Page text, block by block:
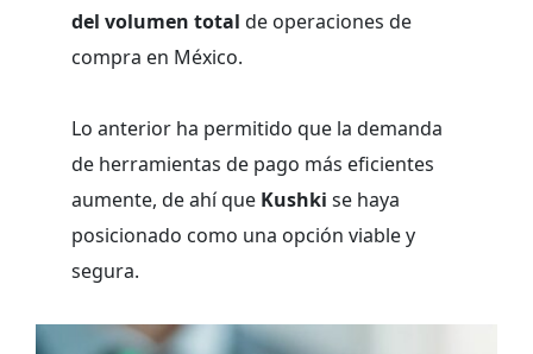
del volumen total de operaciones de
compra en México.
Lo anterior ha permitido que la demanda
de herramientas de pago más eficientes
aumente, de ahí que Kushki se haya
posicionado como una opción viable y
segura.